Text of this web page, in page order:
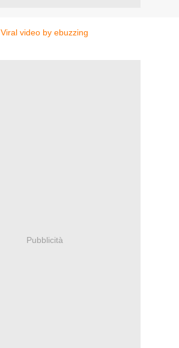
Viral video by ebuzzing
Pubblicità